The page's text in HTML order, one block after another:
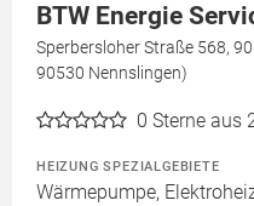
BTW Energie
Sperbersloher Straße 568,
90530 Nennslingen)
0 Sterne aus
HEIZUNG SPEZIALGEBIETE
Wärmepumpe,